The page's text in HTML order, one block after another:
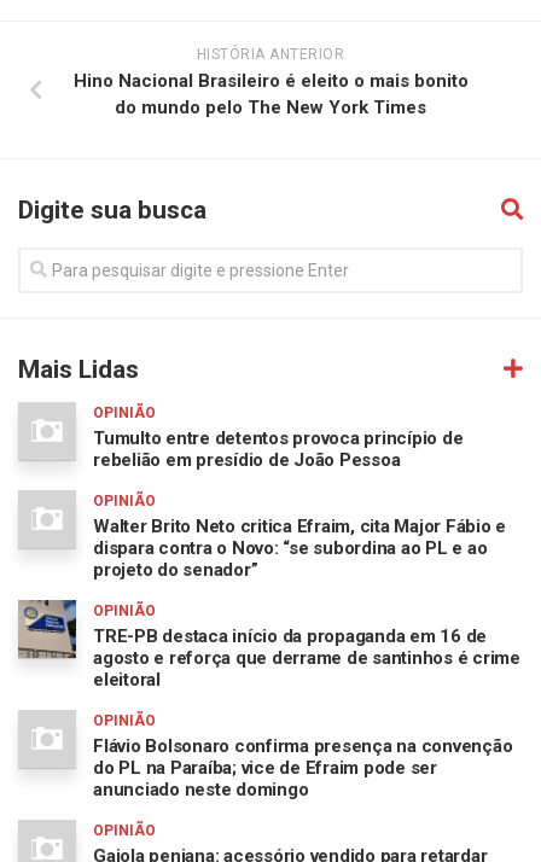
HISTÓRIA ANTERIOR
Hino Nacional Brasileiro é eleito o mais bonito
do mundo pelo The New York Times
Digite sua busca
Mais Lidas
OPINIÃO
Tumulto entre detentos provoca princípio de
rebelião em presídio de João Pessoa
OPINIÃO
Walter Brito Neto critica Efraim, cita Major Fábio e
dispara contra o Novo: “se subordina ao PL e ao
projeto do senador”
OPINIÃO
TRE-PB destaca início da propaganda em 16 de
agosto e reforça que derrame de santinhos é crime
eleitoral
OPINIÃO
Flávio Bolsonaro confirma presença na convenção
do PL na Paraíba; vice de Efraim pode ser
anunciado neste domingo
OPINIÃO
Gaiola peniana: acessório vendido para retardar